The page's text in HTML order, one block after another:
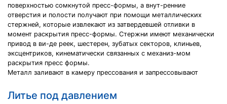
поверхностью сомкнутой пресс-формы, а внут-ренние
отверстия и полости получают при помощи металлических
стержней, которые извлекают из затвердевшей отливки в
момент раскрытия пресс-формы. Стержни имеют механически
привод в ви-де реек, шестерен, зубатых секторов, клиньев,
эксцентриков, кинематически связанных с механиз-мом
раскрытия пресс формы.
Металл заливают в камеру прессования и запрессовывают
Литье под давлением